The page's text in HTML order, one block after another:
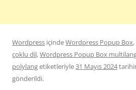
Wordpress içindeWordpress Popup Box,
çoklu dil,Wordpress Popup Box
polylangetiketleriyle31 Mayıs 2024
gönderildi.